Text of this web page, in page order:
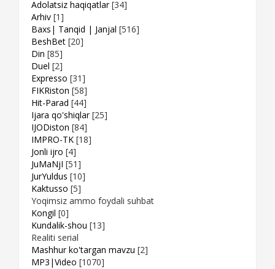
Adolatsiz haqiqatlar [34]
Arhiv [1]
Baxs| Tanqid | Janjal [516]
BeshBet [20]
Din [85]
Duel [2]
Expresso [31]
FIKRiston [58]
Hit-Parad [44]
Ijara qo'shiqlar [25]
IJODiston [84]
IMPRO-TK [18]
Jonli ijro [4]
JuMaNjI [51]
JurYuldus [10]
Kaktusso [5]
Yoqimsiz ammo foydali suhbat
Kongil [0]
Kundalik-shou [13]
Realiti serial
Mashhur ko'targan mavzu [2]
MP3|Video [1070]